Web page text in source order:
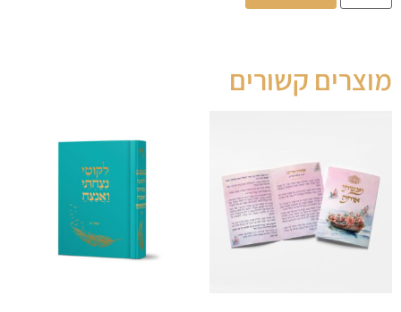
מוצרים קשורים